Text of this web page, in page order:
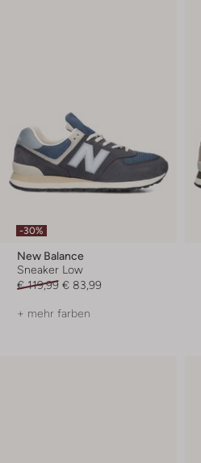
-30%
New Balance
Sneaker Low
€ 119,99 € 83,99
+ mehr farben